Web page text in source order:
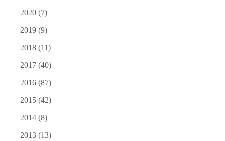
2020 (7)
2019 (9)
2018 (11)
2017 (40)
2016 (87)
2015 (42)
2014 (8)
2013 (13)